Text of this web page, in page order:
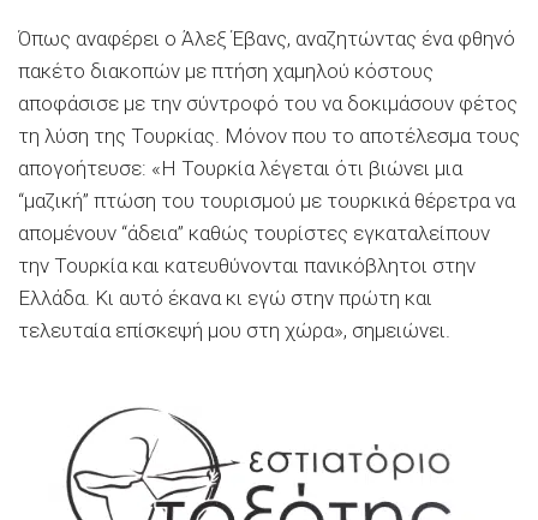
Όπως αναφέρει ο Άλεξ Έβανς, αναζητώντας ένα φθηνό
πακέτο διακοπών με πτήση χαμηλού κόστους
αποφάσισε με την σύντροφό του να δοκιμάσουν φέτος
τη λύση της Τουρκίας. Μόνον που το αποτέλεσμα τους
απογοήτευσε: «Η Τουρκία λέγεται ότι βιώνει μια
“μαζική” πτώση του τουρισμού με τουρκικά θέρετρα να
απομένουν “άδεια” καθώς τουρίστες εγκαταλείπουν
την Τουρκία και κατευθύνονται πανικόβλητοι στην
Ελλάδα. Κι αυτό έκανα κι εγώ στην πρώτη και
τελευταία επίσκεψή μου στη χώρα», σημειώνει.